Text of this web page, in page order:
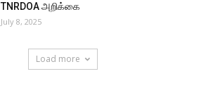
TNRDOA அறிக்கை
July 8, 2025
Load more